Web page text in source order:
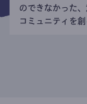
のできなかった
コミュニティを